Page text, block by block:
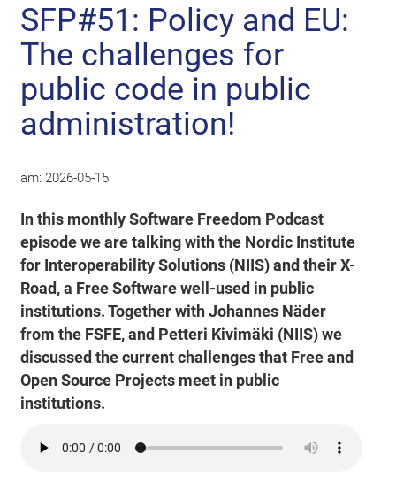
SFP#51: Policy and EU:
The challenges for
public code in public
administration!
am: 2026-05-15
In this monthly Software Freedom Podcast
episode we are talking with the Nordic Institute
for Interoperability Solutions (NIIS) and their X-
Road, a Free Software well-used in public
institutions. Together with Johannes Näder
from the FSFE, and Petteri Kivimäki (NIIS) we
discussed the current challenges that Free and
Open Source Projects meet in public
institutions.